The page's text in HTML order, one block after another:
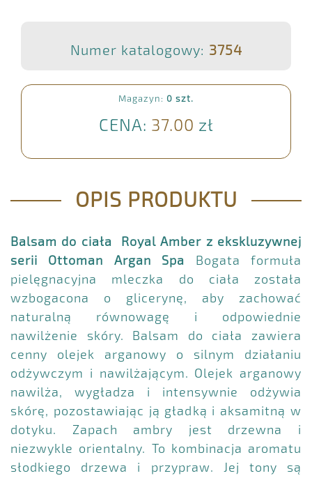
Numer katalogowy: 3754
Magazyn: 0 szt.
CENA: 37.00 zł
OPIS PRODUKTU
Balsam do ciała Royal Amber z ekskluzywnej
serii Ottoman Argan Spa
Bogata formuła
pielęgnacyjna mleczka do ciała została
wzbogacona o glicerynę, aby zachować
naturalną równowagę i odpowiednie
nawilżenie skóry. Balsam do ciała zawiera
cenny olejek arganowy o silnym działaniu
odżywczym i nawilżającym. Olejek arganowy
nawilża, wygładza i intensywnie odżywia
skórę, pozostawiając ją gładką i aksamitną w
dotyku. Zapach ambry jest drzewna i
niezwykle orientalny. To kombinacja aromatu
słodkiego drzewa i przypraw. Jej tony są